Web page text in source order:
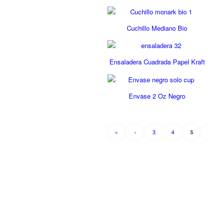
Cuchillo Mediano Bio
Ensaladera Cuadrada Papel Kraft
Envase 2 Oz Negro
« ‹ 3 4 5